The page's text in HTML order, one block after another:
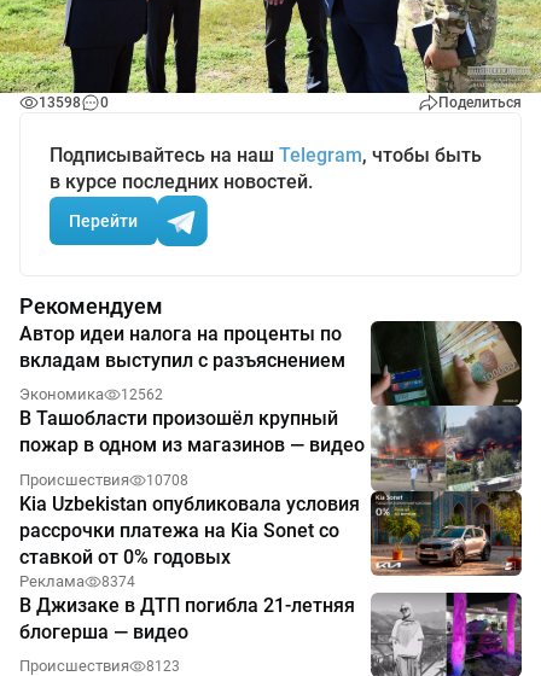
13598 0 Поделиться
Подписывайтесь на наш Telegram, чтобы быть
в курсе последних новостей.
Перейти
Рекомендуем
Автор идеи налога на проценты по
вкладам выступил с разъяснением
Экономика 12562
В Ташобласти произошёл крупный
пожар в одном из магазинов — видео
Происшествия 10708
Kia Uzbekistan опубликовала условия
рассрочки платежа на Kia Sonet со
ставкой от 0% годовых
Реклама 8374
В Джизаке в ДТП погибла 21-летняя
блогерша — видео
Происшествия 8123